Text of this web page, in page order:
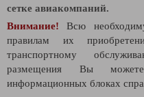
сетке авиакомпаний.
Внимание!Всю
правилам их
транспортному
размещения Вы
информационных блоках